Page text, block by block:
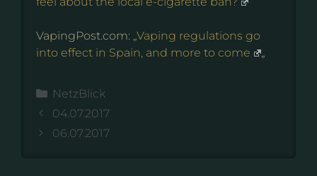
VapingPost.com: „Vaping regulations go
into effect in Spain, and more to come
„
Kategorien
NetzBlick
04.07.2017
06.07.2017